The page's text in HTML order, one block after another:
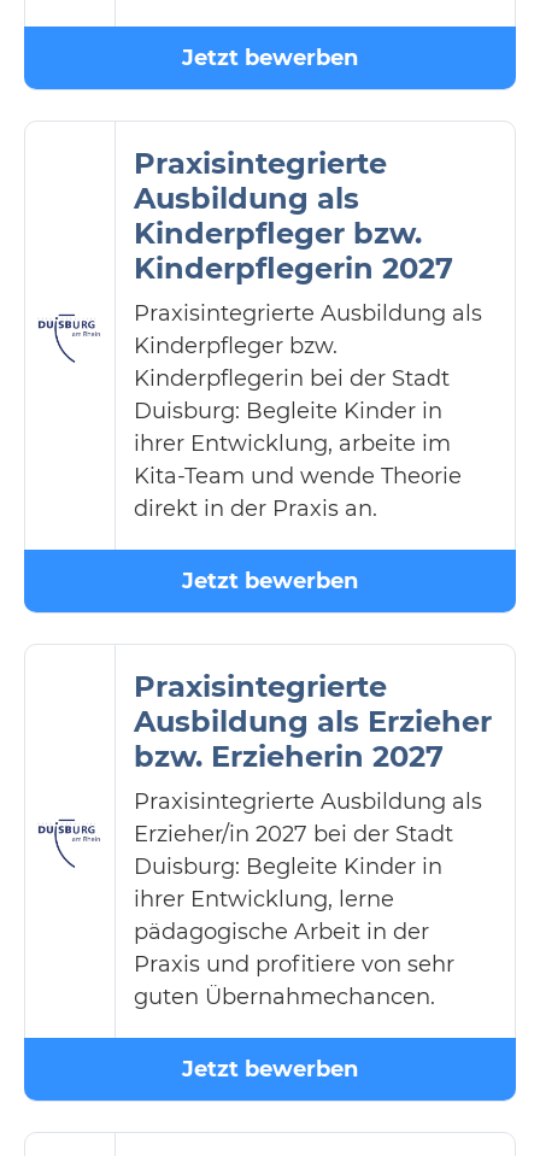
Jetzt bewerben
Praxisintegrierte
Ausbildung als
Kinderpfleger bzw.
Kinderpflegerin 2027
Praxisintegrierte Ausbildung als
Kinderpfleger bzw.
Kinderpflegerin bei der Stadt
Duisburg: Begleite Kinder in
ihrer Entwicklung, arbeite im
Kita-Team und wende Theorie
direkt in der Praxis an.
Jetzt bewerben
Praxisintegrierte
Ausbildung als Erzieher
bzw. Erzieherin 2027
Praxisintegrierte Ausbildung als
Erzieher/in 2027 bei der Stadt
Duisburg: Begleite Kinder in
ihrer Entwicklung, lerne
pädagogische Arbeit in der
Praxis und profitiere von sehr
guten Übernahmechancen.
Jetzt bewerben